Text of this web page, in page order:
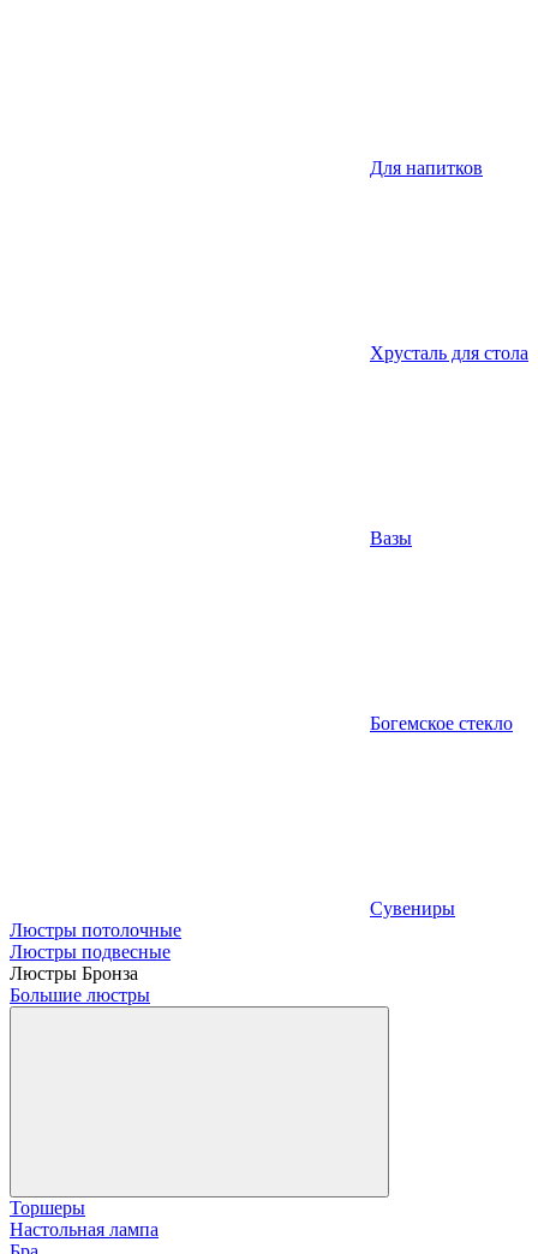
Для напитков
Хрусталь для стола
Вазы
Богемское стекло
Сувениры
Люстры потолочные
Люстры подвесные
Люстры Бронза
Большие люстры
Торшеры
Настольная лампа